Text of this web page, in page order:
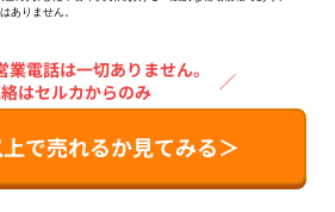
ありません。
業電話は一切ありません。
はセルカからのみ
／
で売れるか見てみる＞